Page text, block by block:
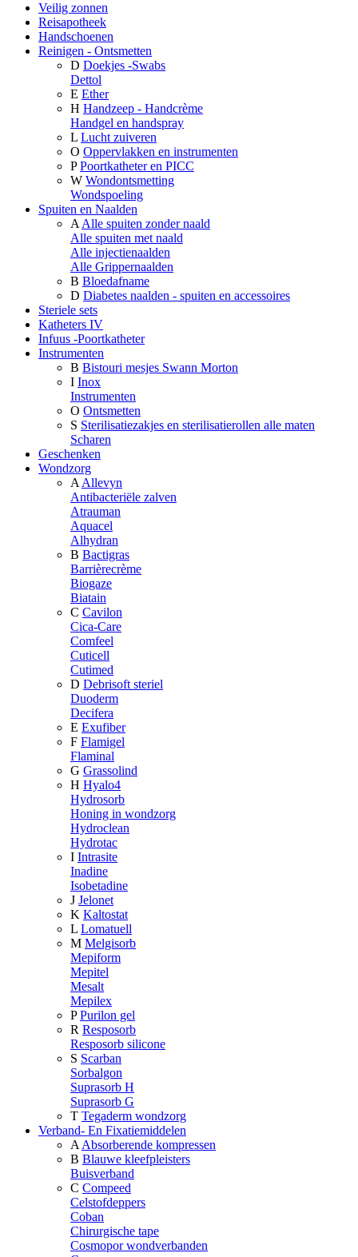
Veilig zonnen
Reisapotheek
Handschoenen
Reinigen - Ontsmetten
D Doekjes -Swabs
Dettol
E Ether
H Handzeep - Handcrème
Handgel en handspray
L Lucht zuiveren
O Oppervlakken en instrumenten
P Poortkatheter en PICC
W Wondontsmetting
Wondspoeling
Spuiten en Naalden
A Alle spuiten zonder naald
Alle spuiten met naald
Alle injectienaalden
Alle Grippernaalden
B Bloedafname
D Diabetes naalden - spuiten en accessoires
Steriele sets
Katheters IV
Infuus -Poortkatheter
Instrumenten
B Bistouri mesjes Swann Morton
I Inox
Instrumenten
O Ontsmetten
S Sterilisatiezakjes en sterilisatierollen alle maten
Scharen
Geschenken
Wondzorg
A Allevyn
Antibacteriële zalven
Atrauman
Aquacel
Alhydran
B Bactigras
Barrièrecrème
Biogaze
Biatain
C Cavilon
Cica-Care
Comfeel
Cuticell
Cutimed
D Debrisoft steriel
Duoderm
Decifera
E Exufiber
F Flamigel
Flaminal
G Grassolind
H Hyalo4
Hydrosorb
Honing in wondzorg
Hydroclean
Hydrotac
I Intrasite
Inadine
Isobetadine
J Jelonet
K Kaltostat
L Lomatuell
M Melgisorb
Mepiform
Mepitel
Mesalt
Mepilex
P Purilon gel
R Resposorb
Resposorb silicone
S Scarban
Sorbalgon
Suprasorb H
Suprasorb G
T Tegaderm wondzorg
Verband- En Fixatiemiddelen
A Absorberende kompressen
B Blauwe kleefpleisters
Buisverband
C Compeed
Celstofdeppers
Coban
Chirurgische tape
Cosmopor wondverbanden